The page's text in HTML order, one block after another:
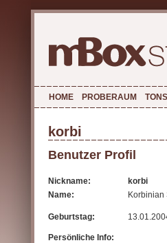
HOME PROBERAUM
korbi
Benutzer Profil
Nickname:
korbi
Name:
Korbinian
Geburtstag:
Persönliche Info: